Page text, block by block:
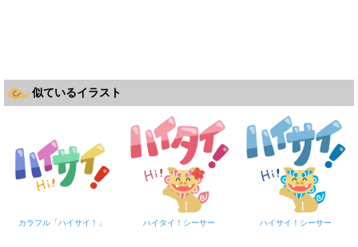
似ているイラスト
カラフル「ハイサイ！」 ハイタイ！シーサー ハイサイ！シーサー